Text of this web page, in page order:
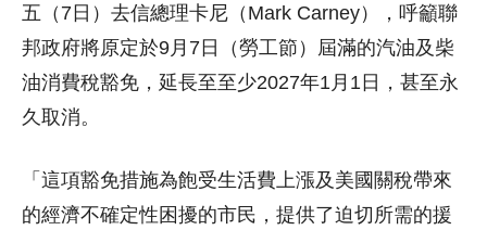
五（7日）去信總理卡尼（Mark Carney），呼籲聯
邦政府將原定於9月7日（勞工節）屆滿的汽油及柴
油消費稅豁免，延長至至少2027年1月1日，甚至永
久取消。
「這項豁免措施為飽受生活費上漲及美國關稅帶來
的經濟不確定性困擾的市民，提供了迫切所需的援